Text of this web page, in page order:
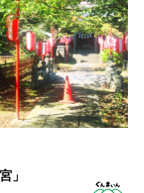
藤岡市
館林市
」